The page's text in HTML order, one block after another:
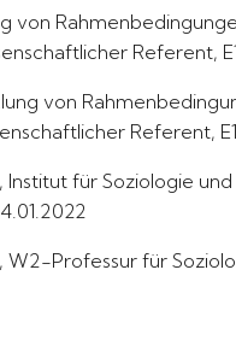
von
Referent,
von
Referent,
für Soziologie
Professur für